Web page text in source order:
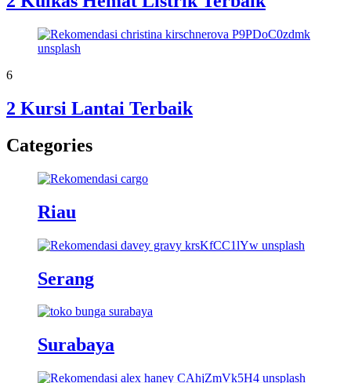
6
2 Kursi Lantai Terbaik
Categories
Riau
Serang
Surabaya